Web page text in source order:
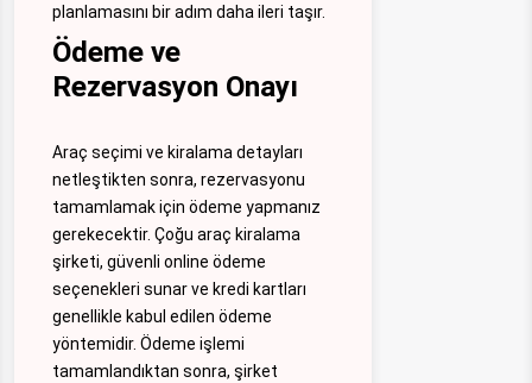
planlamasını bir adım daha ileri taşır.
Ödeme ve
Rezervasyon Onayı
Araç seçimi ve kiralama detayları
netleştikten sonra, rezervasyonu
tamamlamak için ödeme yapmanız
gerekecektir. Çoğu araç kiralama
şirketi, güvenli online ödeme
seçenekleri sunar ve kredi kartları
genellikle kabul edilen ödeme
yöntemidir. Ödeme işlemi
tamamlandıktan sonra, şirket